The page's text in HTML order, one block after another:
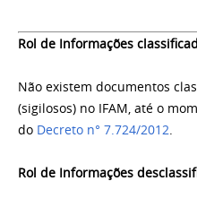
Rol de Informações
Não existem documentos
(sigilosos) no IFAM, até o
do Decreto n° 7.724/2012.
Rol de Informações